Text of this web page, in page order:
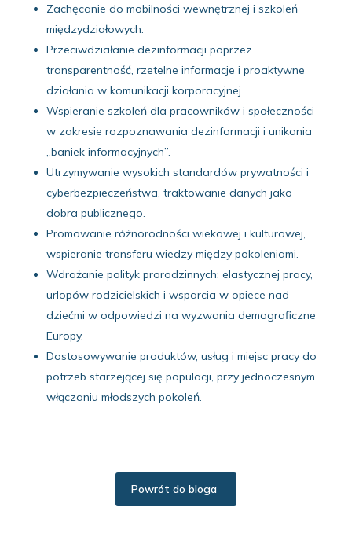
Zachęcanie do mobilności wewnętrznej i szkoleń
międzydziałowych.
Przeciwdziałanie dezinformacji poprzez
transparentność, rzetelne informacje i proaktywne
działania w komunikacji korporacyjnej.
Wspieranie szkoleń dla pracowników i społeczności
w zakresie rozpoznawania dezinformacji i unikania
„baniek informacyjnych”.
Utrzymywanie wysokich standardów prywatności i
cyberbezpieczeństwa, traktowanie danych jako
dobra publicznego.
Promowanie różnorodności wiekowej i kulturowej,
wspieranie transferu wiedzy między pokoleniami.
Wdrażanie polityk prorodzinnych: elastycznej pracy,
urlopów rodzicielskich i wsparcia w opiece nad
dziećmi w odpowiedzi na wyzwania demograficzne
Europy.
Dostosowywanie produktów, usług i miejsc pracy do
potrzeb starzejącej się populacji, przy jednoczesnym
włączaniu młodszych pokoleń.
Powrót do bloga